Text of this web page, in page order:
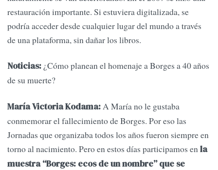
restauración importante. Si estuviera digitalizada, se
podría acceder desde cualquier lugar del mundo a través
de una plataforma, sin dañar los libros.
Noticias: ¿Cómo planean el homenaje a Borges a 40 años
de su muerte?
María Victoria Kodama: A María no le gustaba
conmemorar el fallecimiento de Borges. Por eso las
Jornadas que organizaba todos los años fueron siempre en
torno al nacimiento. Pero en estos días participamos en la
muestra “Borges: ecos de un nombre” que se